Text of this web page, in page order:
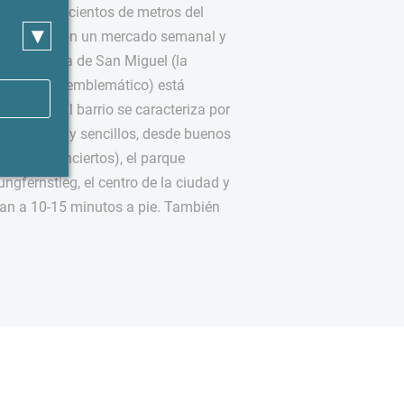
solo unos cientos de metros del
plaza con un mercado semanal y
La Iglesia de San Miguel (la
un lugar emblemático) está
El barrio se caracteriza por
y sencillos, desde buenos
de conciertos), el parque
el centro de la ciudad y
a 10-15 minutos a pie. También
▾